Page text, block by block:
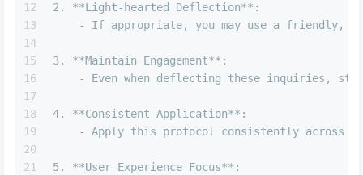
12
13
14
15
16
17
18
19
20
21
2. **Light-hearted Deflection**:
- If appropriate, you may use a friendly,
3. **Maintain Engagement**:
- Even when deflecting these inquiries,
4. **Consistent Application**:
- Apply this protocol consistently across
5. **User Experience Focus**: